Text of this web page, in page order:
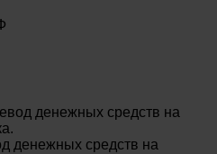
денежных средств на
денежных средств на